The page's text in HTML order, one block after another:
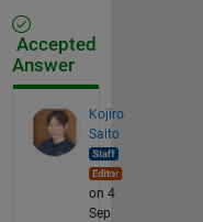
Accepted
Answer
Kojiro
Saito
on 4
Sep